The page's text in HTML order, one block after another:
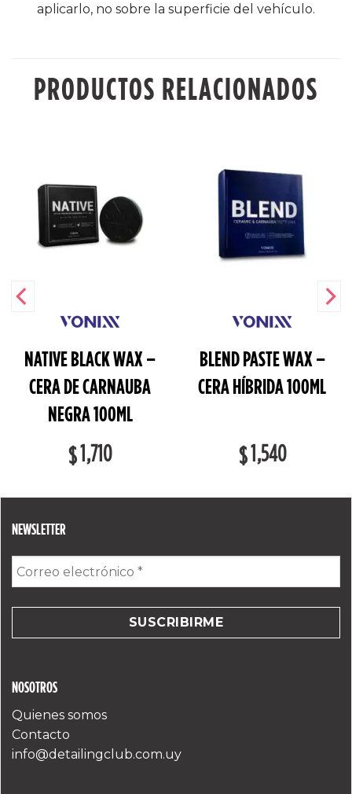
aplicarlo, no sobre la superficie del vehículo.
PRODUCTOS RELACIONADOS
NATIVE BLACK WAX –
CERA DE CARNAUBA
NEGRA 100ML
$1,710
BLEND PASTE WAX –
CERA HÍBRIDA 100ML
$1,540
NOSOTROS
Quienes somos
Contacto
info@detailingclub.com.uy
NEWSLETTER
electrónico